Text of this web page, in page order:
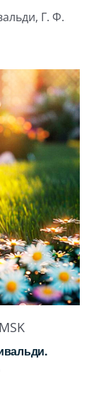
Г. Ф.
MSK